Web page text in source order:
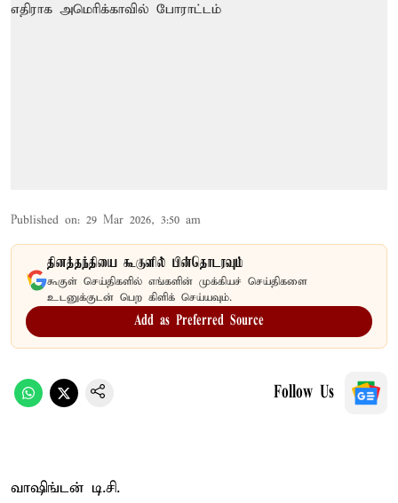
Published on: 29 Mar 2026, 3:50 am
தினத்தந்தியை கூகுளில் பின்தொடரவும்
கூகுள் செய்திகளில் எங்களின் முக்கியச் செய்திகளை
உடனுக்குடன் பெற கிளிக் செய்யவும்.
Add as Preferred Source
Follow Us
வாஷிங்டன் டி.சி.